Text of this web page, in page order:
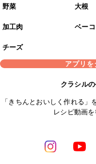
野菜 大根
加工肉 ベー
チーズ
アプリを
クラシル
「きちんとおいしく作れる
レシピ動画